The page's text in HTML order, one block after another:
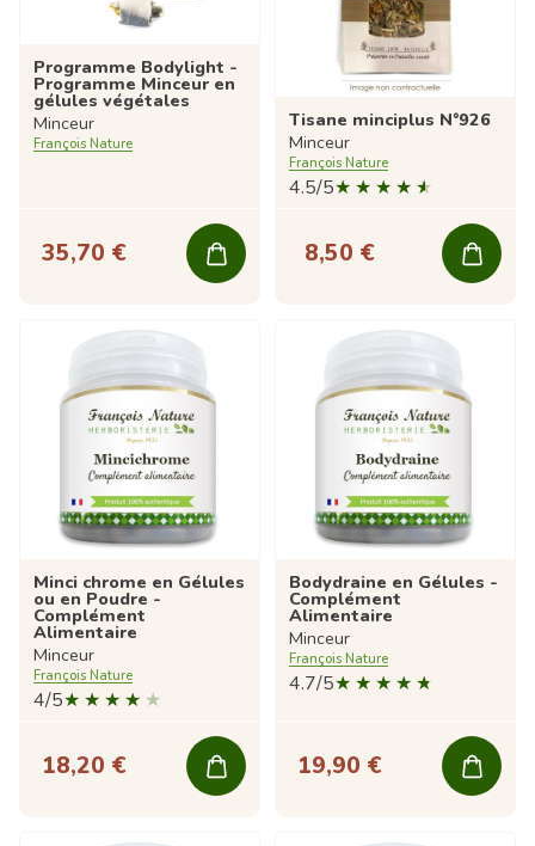
Programme Bodylight -
Programme Minceur en
gélules végétales
Minceur
François Nature
35,70 €
Tisane minciplus N°926
Minceur
François Nature
4.5/5
8,50 €
Minci chrome en Gélules
ou en Poudre -
Complément
Alimentaire
Minceur
François Nature
4/5
18,20 €
Bodydraine en Gélules -
Complément
Alimentaire
Minceur
François Nature
4.7/5
19,90 €